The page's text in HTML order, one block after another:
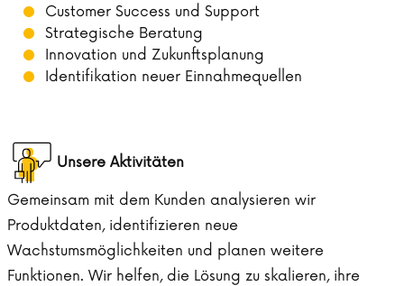
Customer Success und Support
Strategische Beratung
Innovation und Zukunftsplanung
Identifikation neuer Einnahmequellen
Unsere Aktivitäten
Gemeinsam mit dem Kunden analysieren wir
Produktdaten, identifizieren neue
Wachstumsmöglichkeiten und planen weitere
Funktionen. Wir helfen, die Lösung zu skalieren, ihre